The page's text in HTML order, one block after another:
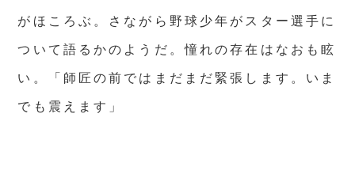
がほころぶ。さながら野球少年がスター選手に
ついて語るかのようだ。憧れの存在はなおも眩
い。「師匠の前ではまだまだ緊張します。いま
でも震えます」